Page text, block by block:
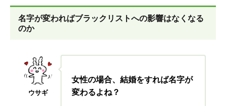
名字が変わればブラックリストへの影響はなくなる
のか
ウサギ
女性の場合、結婚をすれば名字が
変わるよね？